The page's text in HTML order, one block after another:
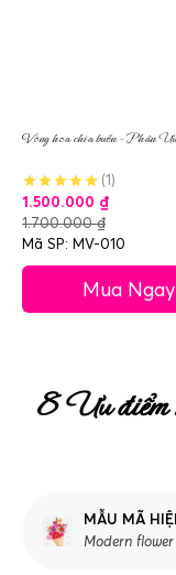
Vòng hoa chia buồn – Phân Ưu
(1)
1.500.000 ₫
1.700.000₫
Mã SP: MV-010
Mua Ngay
8 Ưu điểm
MẪU MÃ
Modern flower